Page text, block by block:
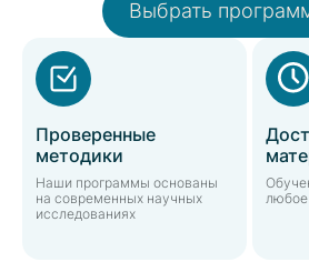
Выбрать
Проверенные
методики
Наши программы основаны
на современных научных
исследованиях